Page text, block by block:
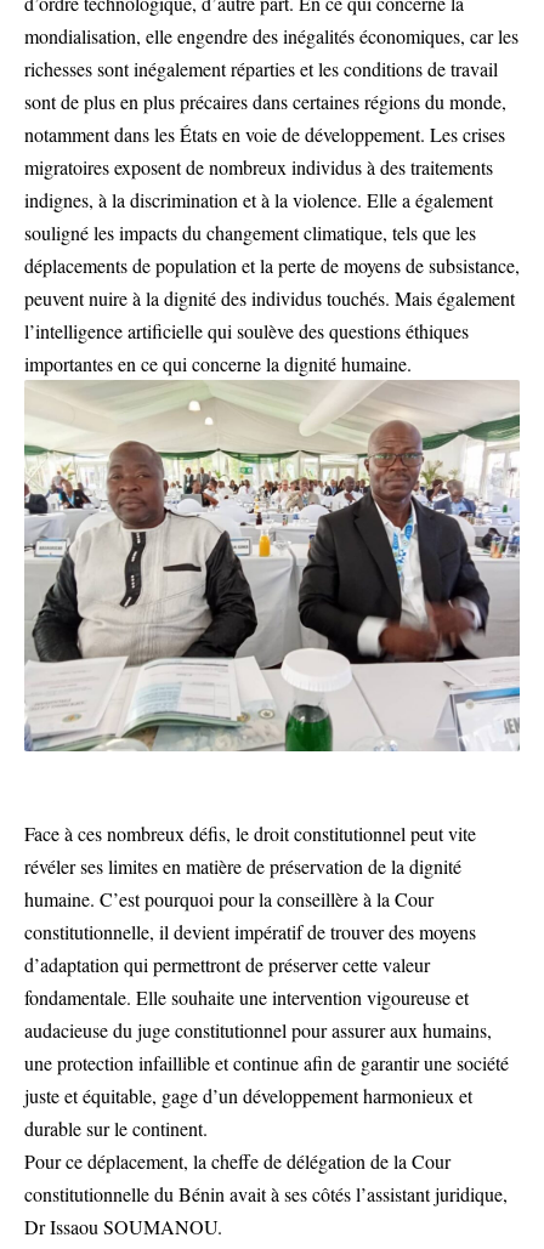
mondialisation, elle engendre des inégalités économiques, car les
richesses sont inégalement réparties et les conditions de travail
sont de plus en plus précaires dans certaines régions du monde,
notamment dans les États en voie de développement. Les crises
migratoires exposent de nombreux individus à des traitements
indignes, à la discrimination et à la violence. Elle a également
souligné les impacts du changement climatique, tels que les
déplacements de population et la perte de moyens de subsistance,
peuvent nuire à la dignité des individus touchés. Mais également
l’intelligence artificielle qui soulève des questions éthiques
importantes en ce qui concerne la dignité humaine.
Face à ces nombreux défis, le droit constitutionnel peut vite
révéler ses limites en matière de préservation de la dignité
humaine. C’est pourquoi pour la conseillère à la Cour
constitutionnelle, il devient impératif de trouver des moyens
d’adaptation qui permettront de préserver cette valeur
fondamentale. Elle souhaite une intervention vigoureuse et
audacieuse du juge constitutionnel pour assurer aux humains,
une protection infaillible et continue afin de garantir une société
juste et équitable, gage d’un développement harmonieux et
durable sur le continent.
Pour ce déplacement, la cheffe de délégation de la Cour
constitutionnelle du Bénin avait à ses côtés l’assistant juridique,
Dr Issaou SOUMANOU.